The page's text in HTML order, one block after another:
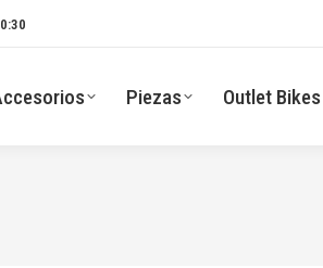
Piezas Outlet Bikes